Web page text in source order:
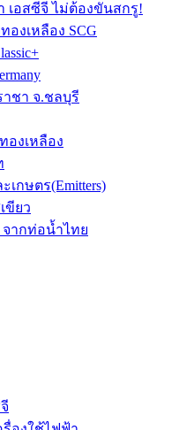
เอสซีจี ไม่ต้องขันสกรู!
งเหลือง SCG
ชา จ.ชลบุรี
งเหลือง
กษตร(Emitters)
ขียว
ากท่อน้ำไทย